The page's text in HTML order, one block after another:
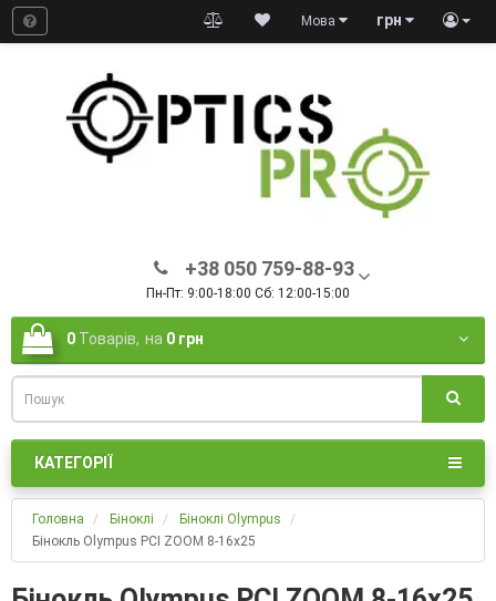
грн
Мова
+38 050 759-88-93
Пн-Пт: 9:00-18:00 Сб: 12:00-15:00
0 Товарів, на 0 грн
КАТЕГОРІЇ
Головна Біноклі
Біноклі Olympus
Бінокль Olympus PCI ZOOM 8-16x25